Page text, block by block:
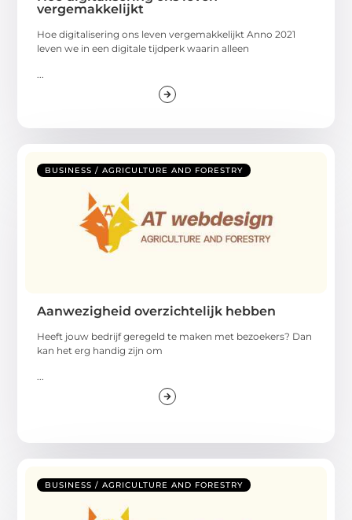
vergemakkelijkt
Hoe digitalisering ons leven vergemakkelijkt Anno 2021
leven we in een digitale tijdperk waarin alleen
BUSINESS / AGRICULTURE AND FORESTRY
Aanwezigheid overzichtelijk hebben
Heeft jouw bedrijf geregeld te maken met bezoekers? Dan
kan het erg handig zijn om
BUSINESS / AGRICULTURE AND FORESTRY